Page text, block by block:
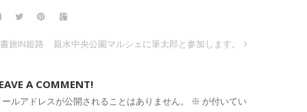
書旅IN姫路 親水中央公園マルシェに筆太郎と参加します。
A COMMENT!
ルアドレスが公開されることはありません。 ※ が付いてい